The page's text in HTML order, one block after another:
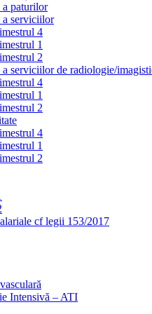
a paturilor
a serviciilor
4
1
2
serviciilor de radiologie/
4
1
2
4
1
2
cf legii 153/2017
Intensivă – ATI